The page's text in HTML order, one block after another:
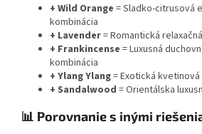
+ Wild Orange = Sladko-citrusová
kombinácia
+ Lavender= Romantická
+ Frankincense = Luxusná
kombinácia
+ Ylang Ylang= Exotická
+ Sandalwood = Orientálska
📊 Porovnanie s inými